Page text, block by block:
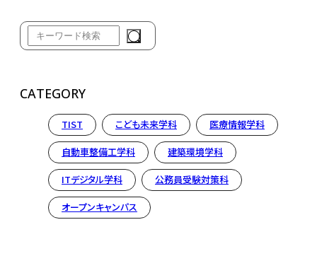
CATEGORY
TIST こども未来学科 医療情報学科
自動車整備工学科 建築環境学科
ITデジタル学科 公務員受験対策科
オープンキャンパス